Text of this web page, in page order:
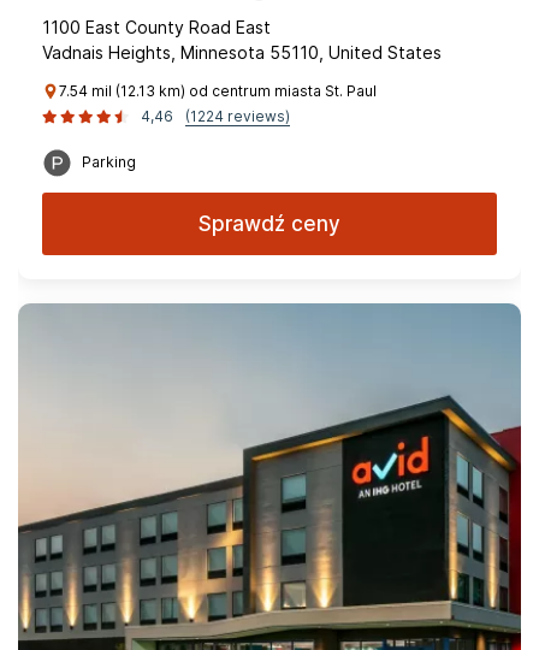
1100 East County Road East
Vadnais Heights, Minnesota 55110, United States
7.54 mil (12.13 km) od centrum miasta St. Paul
4,46
(1224 reviews)
Parking
Sprawdź ceny